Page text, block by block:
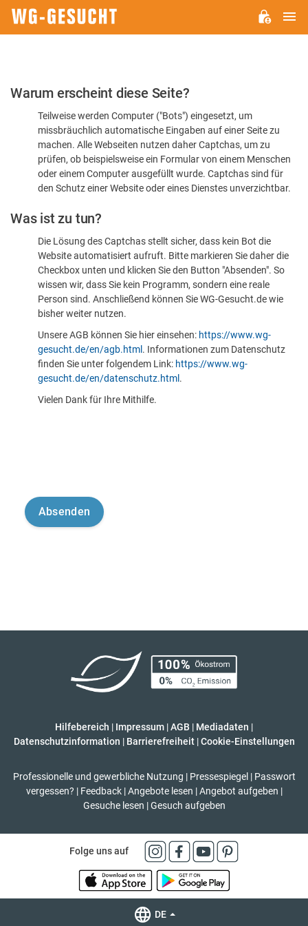
Bitte
dass
sind
Warum erscheint diese Seite?
Teilweise werden Computer ("Bots") eingesetzt, um
missbräuchlich automatische Eingaben auf einer Seite zu
machen. Alle Webseiten nutzen daher Captchas, um zu
prüfen, ob beispielsweise ein Formular von einem Menschen
oder einem Computer ausgefüllt wurde. Captchas sind für
den Schutz einer Website oder eines Dienstes unverzichtbar.
Was ist zu tun?
Die Lösung des Captchas stellt sicher, dass kein Bot die
Website automatisiert aufruft. Bitte markieren Sie daher die
Checkbox unten und klicken Sie den Button "Absenden". So
wissen wir, dass Sie kein Programm, sondern eine reale
Person sind. Anschließend können Sie WG-Gesucht.de wie
bisher weiter nutzen.
Unsere AGB können Sie hier einsehen: https://www.wg-
gesucht.de/en/agb.html . Informationen zum Datenschutz
finden Sie unter folgendem Link: https://www.wg-
gesucht.de/en/datenschutz.html .
Vielen Dank für Ihre Mithilfe.
Hilfebereich | Impressum |AGB | Mediadaten |
Datenschutzinformation | Barrierefreiheit | Cookie-Einstellungen
Professionelle und gewerbliche Nutzung | Pressespiegel | Passwort
vergessen? | Feedback | Angebote lesen | Angebot aufgeben |
Gesuche lesen | Gesuch aufgeben
Folge uns auf
DE